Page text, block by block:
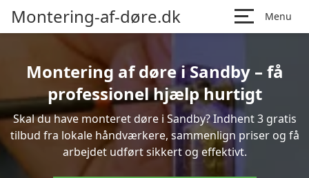
Montering-af-døre.dk Menu
Montering af døre i Sandby – få
professionel hjælp hurtigt
Skal du have monteret døre i Sandby? Indhent 3 gratis
tilbud fra lokale håndværkere, sammenlign priser og få
arbejdet udført sikkert og effektivt.